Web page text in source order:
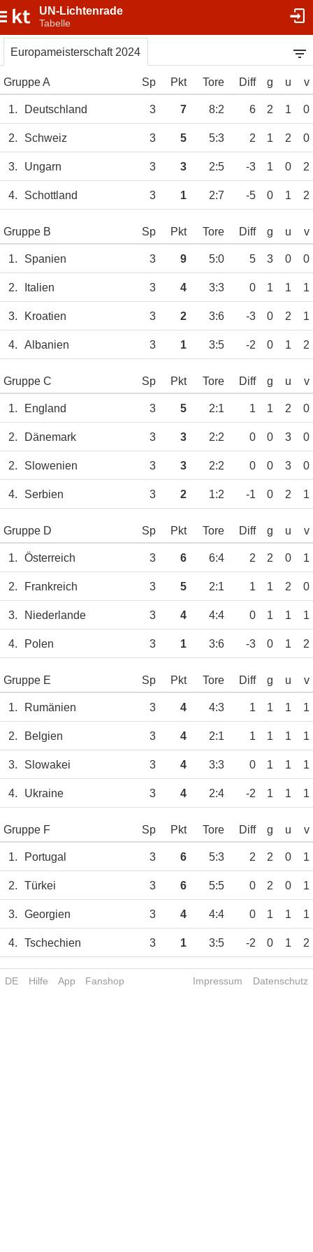
UN-Lichtenrade
Tabelle
Europameisterschaft 2024
Gruppe A Sp Pkt Tore Diff g u v
1. Deutschland 3 7 8:2 6 2 1 0
2. Schweiz 3 5 5:3 2 1 2 0
3. Ungarn 3 3 2:5 -3 1 0 2
4. Schottland 3 1 2:7 -5 0 1 2
Gruppe B Sp Pkt Tore Diff g u v
1. Spanien 3 9 5:0 5 3 0 0
2. Italien 3 4 3:3 0 1 1 1
3. Kroatien 3 2 3:6 -3 0 2 1
4. Albanien 3 1 3:5 -2 0 1 2
Gruppe C Sp Pkt Tore Diff g u v
1. England 3 5 2:1 1 1 2 0
2. Dänemark 3 3 2:2 0 0 3 0
2. Slowenien 3 3 2:2 0 0 3 0
4. Serbien 3 2 1:2 -1 0 2 1
Gruppe D Sp Pkt Tore Diff g u v
1. Österreich 3 6 6:4 2 2 0 1
2. Frankreich 3 5 2:1 1 1 2 0
3. Niederlande 3 4 4:4 0 1 1 1
4. Polen 3 1 3:6 -3 0 1 2
Gruppe E Sp Pkt Tore Diff g u v
1. Rumänien 3 4 4:3 1 1 1 1
2. Belgien 3 4 2:1 1 1 1 1
3. Slowakei 3 4 3:3 0 1 1 1
4. Ukraine 3 4 2:4 -2 1 1 1
Gruppe F Sp Pkt Tore Diff g u v
1. Portugal 3 6 5:3 2 2 0 1
2. Türkei 3 6 5:5 0 2 0 1
3. Georgien 3 4 4:4 0 1 1 1
4. Tschechien 3 1 3:5 -2 0 1 2
DE Hilfe App Fanshop Impressum Datenschutz